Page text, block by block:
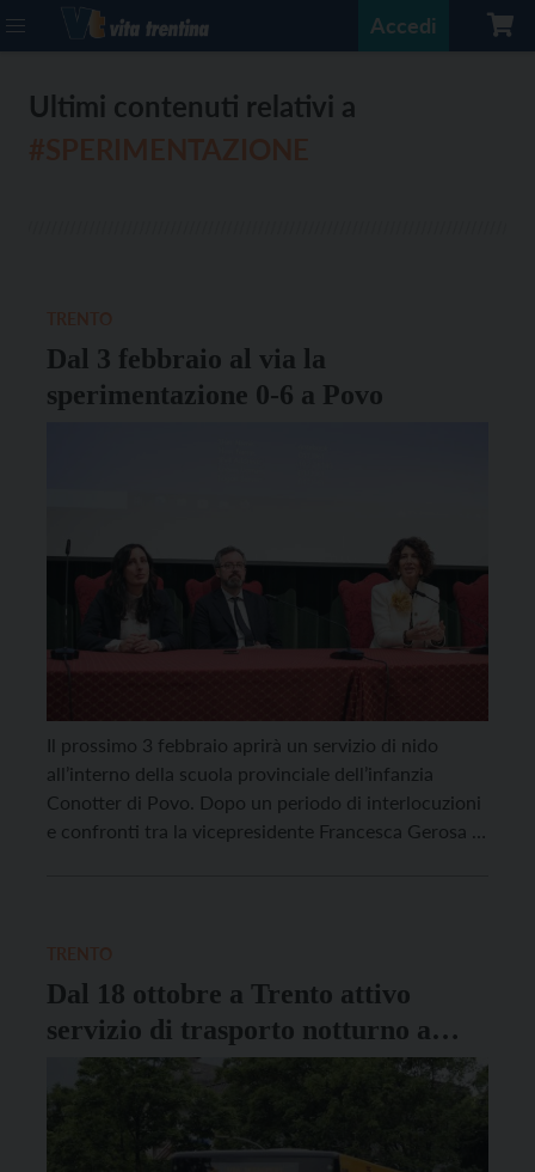
Accedi
Ultimi contenuti relativi a
Dal 3 febbraio al via la
sperimentazione 0-6 a Povo
Il prossimo 3 febbraio aprirà un servizio di nido
all’interno della scuola provinciale dell’infanzia
Conotter di Povo. Dopo un periodo di interlocuzioni
e confronti tra la vicepresidente Francesca Gerosa e
Dal 18 ottobre a Trento attivo
servizio di trasporto notturno a
chiamata